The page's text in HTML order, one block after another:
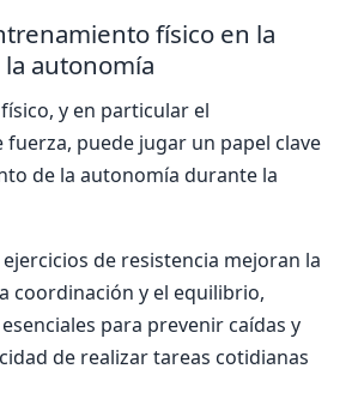
físico en la
autonomía
y en particular el
puede jugar un papel clave
de la autonomía durante la
ejercicios de resistencia mejoran la
coordinación y el equilibrio,
para prevenir caídas y
de realizar tareas cotidianas